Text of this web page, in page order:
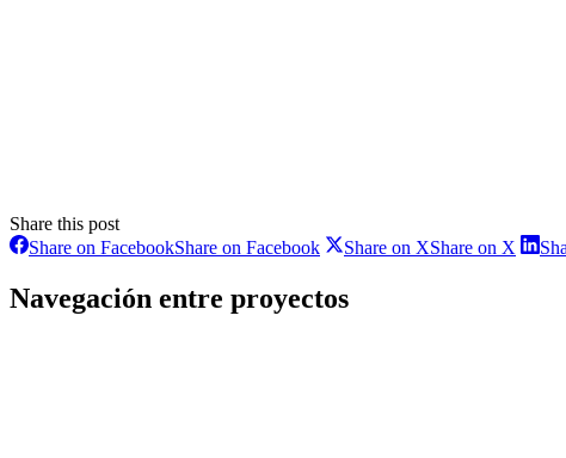
Share this post
Share on FacebookShare on Facebook Share on XShare on X
Navegación entre proyectos